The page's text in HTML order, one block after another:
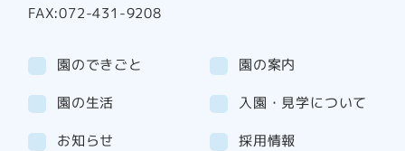
FAX:072-431-9208
園のできごと 園の案内
園の生活 入園・見学について
お知らせ
採用情報